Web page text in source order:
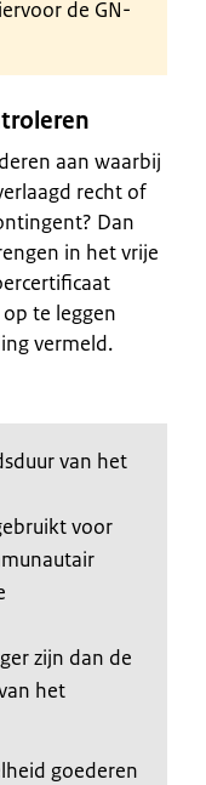
de GN-
aan waarbij
recht of
Dan
in het vrije
te leggen
vermeld.
van het
voor
zijn dan de
het
goederen